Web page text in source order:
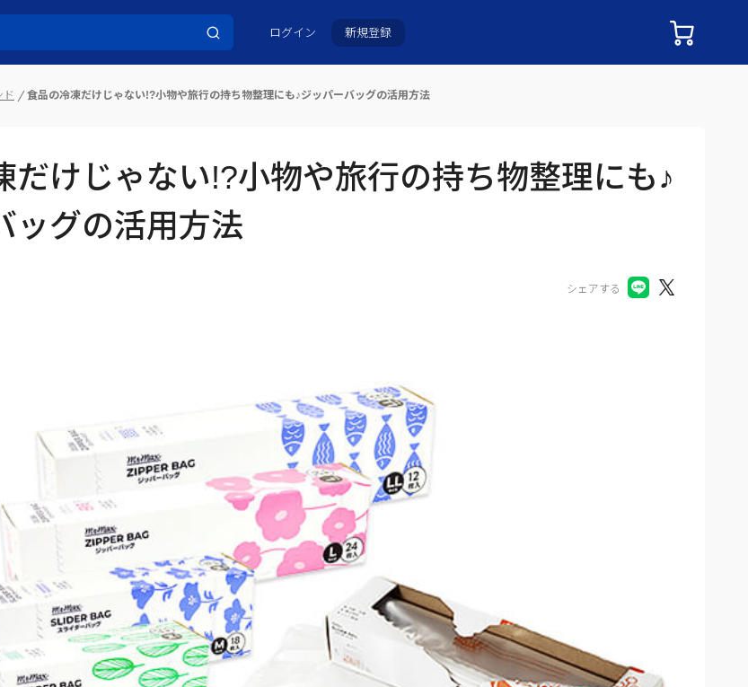
ログイン 新規登録
ド 食品の冷凍だけじゃない!?小物や旅行の持ち物整理にも♪ジッパーバッグの活用方法
だけじゃない!?小物や旅行の持ち物整理にも♪
ッグの活用方法
シェアする